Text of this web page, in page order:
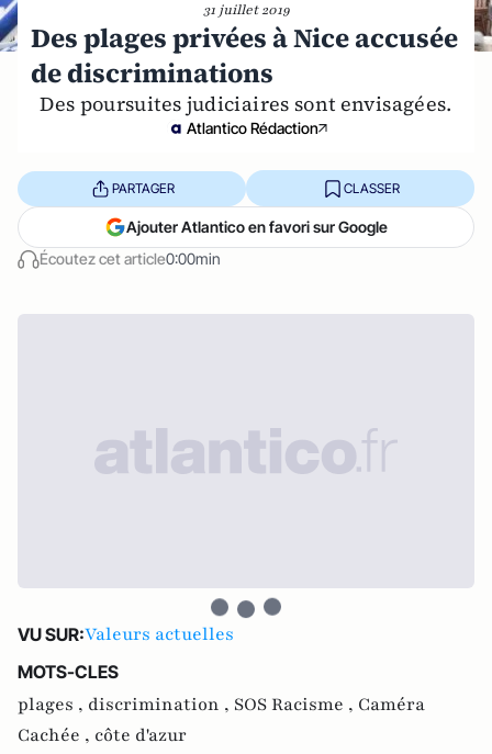
31 juillet 2019
Des plages privées à Nice accusée
de discriminations
Des poursuites judiciaires sont envisagées.
Atlantico Rédaction
Écoutez cet article0:00min
PARTAGER CLASSER
Ajouter Atlantico en favori sur Google
VU SUR:Valeurs actuelles
MOTS-CLES
plages , discrimination , SOS Racisme , Caméra
Cachée , côte d'azur